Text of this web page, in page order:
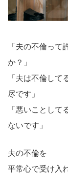
「夫の不倫って
か？」
「夫は不倫し
尽です」
「悪いことし
ないです」
夫の不倫を
平常心で受け入